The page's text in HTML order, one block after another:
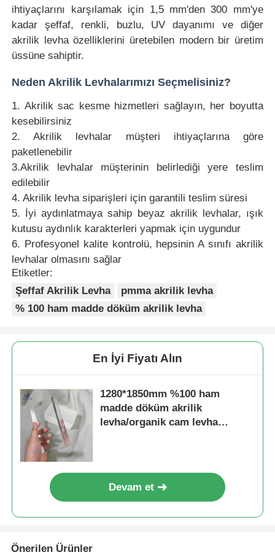
ihtiyaçlarını karşılamak için 1,5 mm'den 300 mm'ye
kadar şeffaf, renkli, buzlu, UV dayanımı ve diğer
akrilik levha özelliklerini üretebilen modern bir üretim
üssüne sahiptir.
Neden Akrilik Levhalarımızı Seçmelisiniz?
1. Akrilik sac kesme hizmetleri sağlayın, her boyutta
kesebilirsiniz
2. Akrilik levhalar müşteri ihtiyaçlarına göre
paketlenebilir
3.Akrilik levhalar müşterinin belirlediği yere teslim
edilebilir
4. Akrilik levha siparişleri için garantili teslim süresi
5. İyi aydınlatmaya sahip beyaz akrilik levhalar, ışık
kutusu aydınlık karakterleri yapmak için uygundur
6. Profesyonel kalite kontrolü, hepsinin A sınıfı akrilik
levhalar olmasını sağlar
Etiketler:
Şeffaf Akrilik Levha
pmma akrilik levha
% 100 ham madde döküm akrilik levha
En İyi Fiyatı Alın
1280*1850mm %100 ham
madde döküm akrilik
levha/organik cam levha
Devam et
Önerilen Ürünler